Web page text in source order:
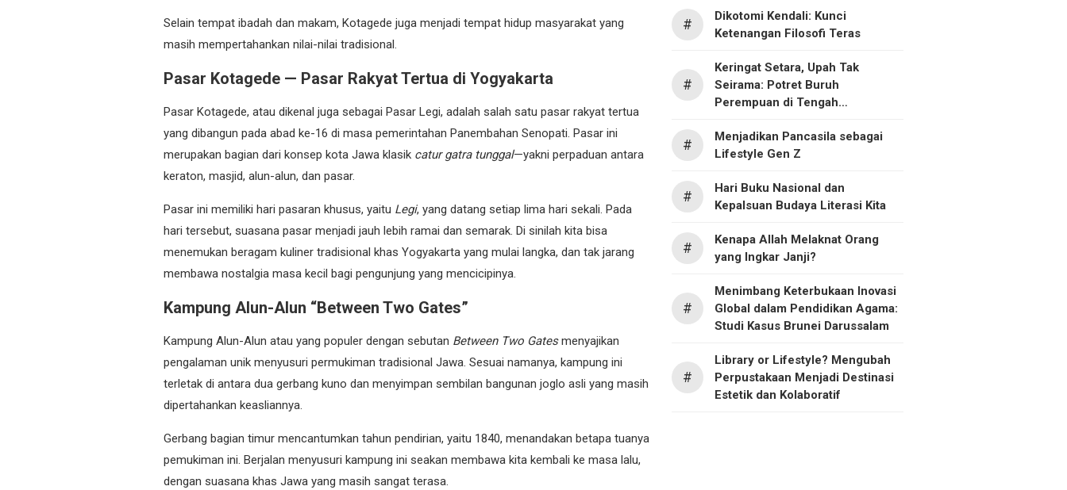
Selain tempat ibadah dan makam, Kotagede juga menjadi tempat hidup masyarakat yang
masih mempertahankan nilai-nilai tradisional.
Pasar Kotagede — Pasar Rakyat Tertua di Yogyakarta
Pasar Kotagede, atau dikenal juga sebagai Pasar Legi, adalah salah satu pasar rakyat tertua
yang dibangun pada abad ke-16 di masa pemerintahan Panembahan Senopati. Pasar ini
merupakan bagian dari konsep kota Jawa klasik catur gatra tunggal—yakni perpaduan antara
keraton, masjid, alun-alun, dan pasar.
Pasar ini memiliki hari pasaran khusus, yaitu Legi, yang datang setiap lima hari sekali. Pada
hari tersebut, suasana pasar menjadi jauh lebih ramai dan semarak. Di sinilah kita bisa
menemukan beragam kuliner tradisional khas Yogyakarta yang mulai langka, dan tak jarang
membawa nostalgia masa kecil bagi pengunjung yang mencicipinya.
Kampung Alun-Alun “Between Two Gates”
Kampung Alun-Alun atau yang populer dengan sebutan Between Two Gatesmenyajikan
pengalaman unik menyusuri permukiman tradisional Jawa. Sesuai namanya, kampung ini
terletak di antara dua gerbang kuno dan menyimpan sembilan bangunan joglo asli yang masih
dipertahankan keasliannya.
Gerbang bagian timur mencantumkan tahun pendirian, yaitu 1840, menandakan betapa tuanya
pemukiman ini. Berjalan menyusuri kampung ini seakan membawa kita kembali ke masa lalu,
dengan suasana khas Jawa yang masih sangat terasa.
#
Dikotomi Kendali: Kunci
Ketenangan Filosofi Teras
#
Keringat Setara, Upah Tak
Seirama: Potret Buruh
Perempuan di Tengah
#
Menjadikan Pancasila sebagai
Lifestyle Gen Z
#
Hari Buku Nasional dan
Kepalsuan Budaya Literasi Kita
#
Kenapa Allah Melaknat Orang
yang Ingkar Janji?
#
Menimbang Keterbukaan Inovasi
Global dalam Pendidikan Agama:
Studi Kasus Brunei Darussalam
#
Library or Lifestyle? Mengubah
Perpustakaan Menjadi Destinasi
Estetik dan Kolaboratif